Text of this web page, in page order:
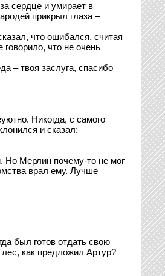
сердце и умирает в
прикрыл глаза –
что ошибался, считая
что не очень
– твоя заслуга, спасибо
Никогда, с самого
и сказал:
Но Мерлин почему-то не мог
врал ему. Лучше
был готов отдать свою
как предложил Артур?